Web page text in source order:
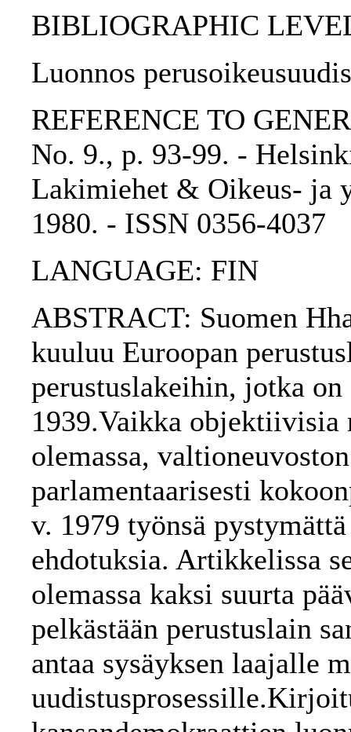
BIBLIOGRAPHIC
Luonnos
REFERENCE TO
No. 9., p. 93-99. -
Lakimiehet & Oikeus- ja
1980. - ISSN 0356-4037
LANGUAGE: FIN
ABSTRACT: Suomen
kuuluu Euroopan
perustuslakeihin, jotka on
1939.Vaikka objektiivisia
olemassa,
parlamentaarisesti
v. 1979 työnsä
ehdotuksia. Artikkelissa
olemassa kaksi suurta
pelkästään perustuslain
antaa sysäyksen laajalle